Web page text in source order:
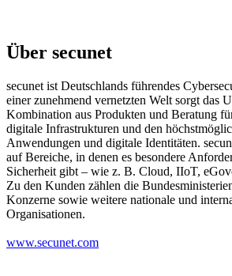
Über secunet
secunet ist Deutschlands führendes
einer zunehmend vernetzten Welt sorgt das
Kombination aus Produkten und Beratung
digitale Infrastrukturen und den
Anwendungen und digitale Identitäten.
auf Bereiche, in denen es besondere
Sicherheit gibt – wie z. B. Cloud, IIoT,
Zu den Kunden zählen die
Konzerne sowie weitere nationale und
Organisationen.
www.secunet.com